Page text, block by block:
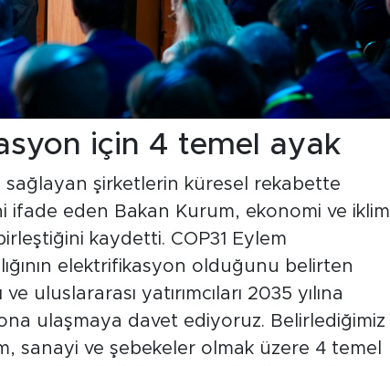
için 4 temel ayak
şirketlerin küresel rekabette
ifade eden Bakan Kurum, ekonomi ve iklim
kaydetti. COP31 Eylem
elektrifikasyon olduğunu belirten
uluslararası yatırımcıları 2035 yılına
ulaşmaya davet ediyoruz. Belirlediğimiz
sanayi ve şebekeler olmak üzere 4 temel